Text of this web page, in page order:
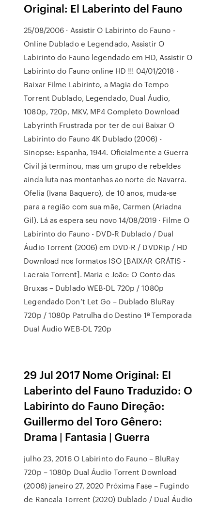
Original: El Laberinto del Fauno
25/08/2006 · Assistir O Labirinto do Fauno -
Online Dublado e Legendado, Assistir O
Labirinto do Fauno legendado em HD, Assistir O
Labirinto do Fauno online HD !!! 04/01/2018 ·
Baixar Filme Labirinto, a Magia do Tempo
Torrent Dublado, Legendado, Dual Áudio,
1080p, 720p, MKV, MP4 Completo Download
Labyrinth Frustrada por ter de cui Baixar O
Labirinto do Fauno 4K Dublado (2006) -
Sinopse: Espanha, 1944. Oficialmente a Guerra
Civil já terminou, mas um grupo de rebeldes
ainda luta nas montanhas ao norte de Navarra.
Ofelia (Ivana Baquero), de 10 anos, muda-se
para a região com sua mãe, Carmen (Ariadna
Gil). Lá as espera seu novo 14/08/2019 · Filme O
Labirinto do Fauno - DVD-R Dublado / Dual
Áudio Torrent (2006) em DVD-R / DVDRip / HD
Download nos formatos ISO [BAIXAR GRÁTIS -
Lacraia Torrent]. Maria e João: O Conto das
Bruxas – Dublado WEB-DL 720p / 1080p
Legendado Don’t Let Go – Dublado BluRay
720p / 1080p Patrulha do Destino 1ª Temporada
Dual Áudio WEB-DL 720p
29 Jul 2017 Nome Original: El
Laberinto del Fauno Traduzido: O
Labirinto do Fauno Direção:
Guillermo del Toro Gênero:
Drama | Fantasia | Guerra
julho 23, 2016 O Labirinto do Fauno – BluRay
720p – 1080p Dual Áudio Torrent Download
(2006) janeiro 27, 2020 Próxima Fase – Fugindo
de Rancala Torrent (2020) Dublado / Dual Áudio